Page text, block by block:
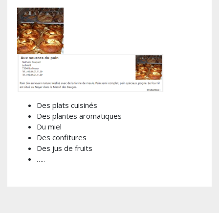
Des plats cuisinés
Des plantes aromatiques
Du miel
Des confitures
Des jus de fruits
…..